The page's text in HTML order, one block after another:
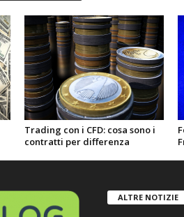
Trading con i CFD: cosa sono i
contratti per differenza
ALTRE NOTIZIE